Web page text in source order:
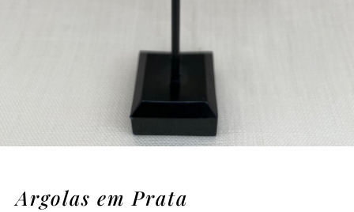
Argolas em Prata